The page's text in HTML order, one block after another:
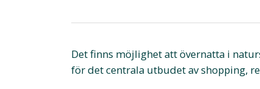
Det finns möjlighet att övernatta i
för det centrala utbudet av shopping,